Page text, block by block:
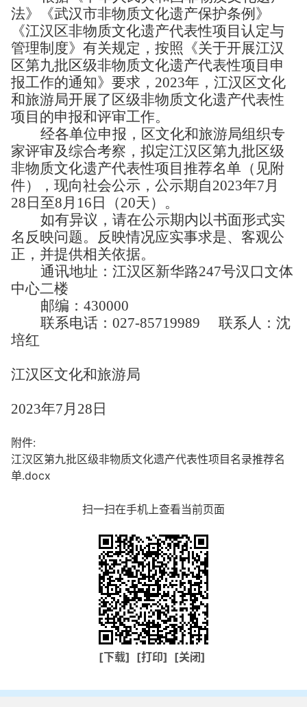
法》《武汉市非物质文化遗产保护条例》
《江汉区非物质文化遗产代表性项目认定与
管理制度》有关规定，按照《关于开展江汉
区第九批区级非物质文化遗产代表性项目申
报工作的通知》要求，2023年，江汉区文化
和旅游局开展了区级非物质文化遗产代表性
项目的申报和评审工作。
经各单位申报，区文化和旅游局组织专
家评审及综合考察，拟定江汉区第九批区级
非物质文化遗产代表性项目推荐名单（见附
件），现向社会公示，公示期自2023年7月
28日至8月16日（20天）。
如有异议，请在公示期内以书面形式实
名反映问题。反映情况应实事求是、客观公
正，并提供相关依据。
通讯地址：江汉区新华路247号汉口文体
中心二楼
邮编：430000
联系电话：027-85719989 联系人：沈
培红
江汉区文化和旅游局
2023年7月28日
附件:
江汉区第九批区级非物质文化遗产代表性项目名录推荐名
单.docx
扫一扫在手机上查看当前页面
[下载] [打印] [关闭]